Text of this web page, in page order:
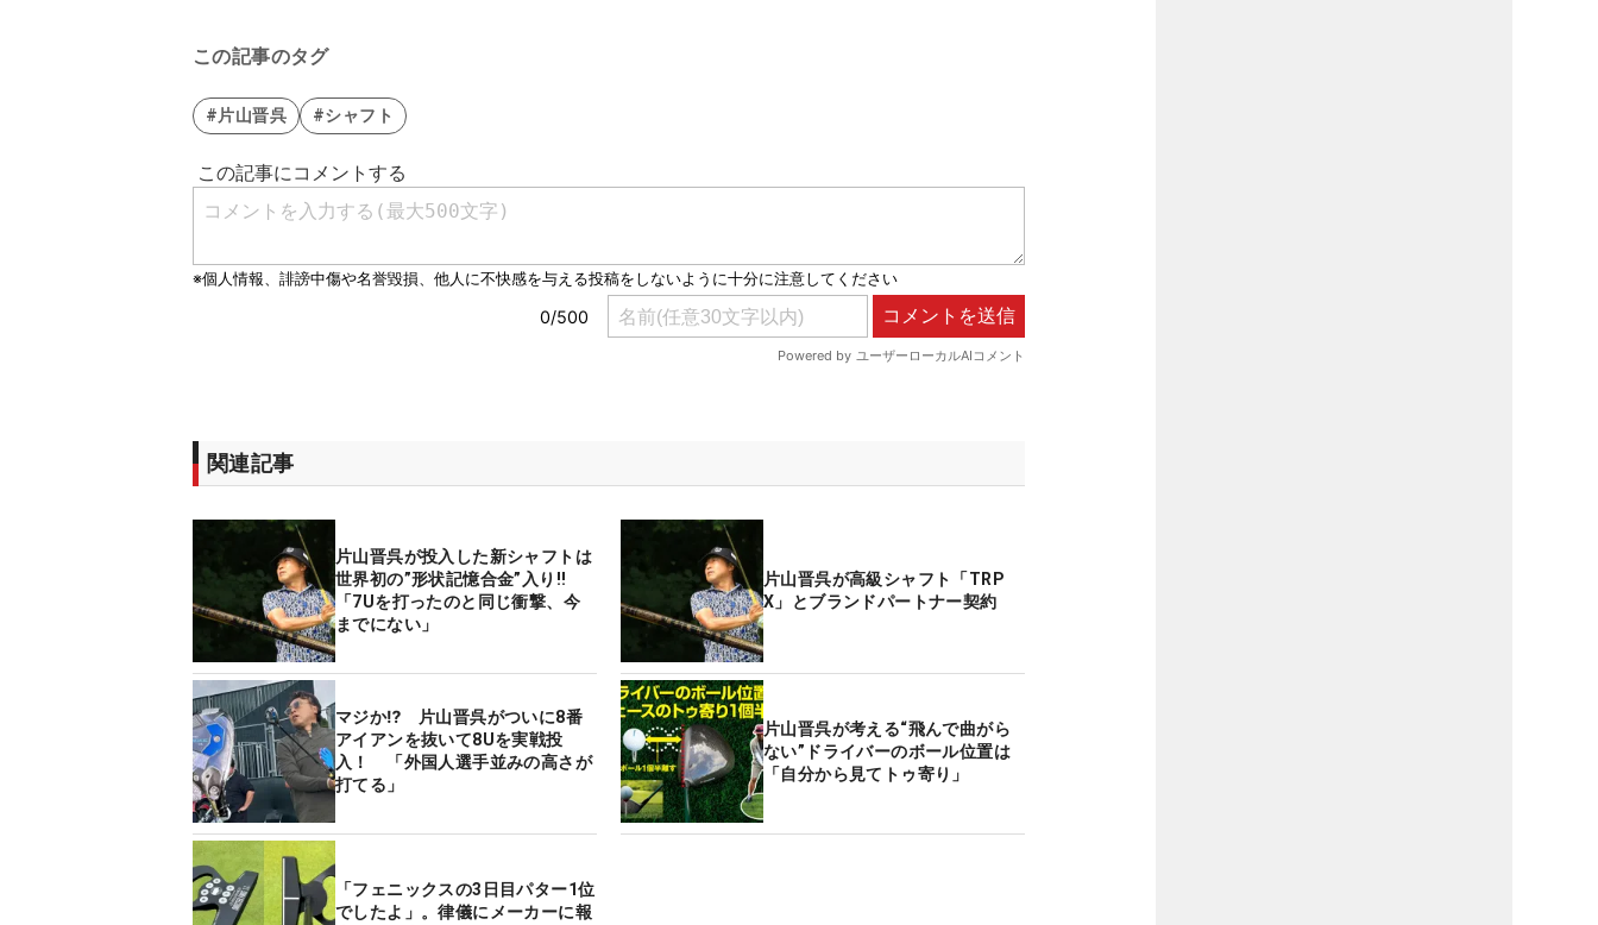
この記事のタグ
#片山晋呉 #シャフト
関連記事
片山晋呉が投入した新シャフトは
世界初の”形状記憶合金”入り‼
「7Uを打ったのと同じ衝撃、今
までにない」
片山晋呉が高級シャフト「TRP
X」とブランドパートナー契約
マジか⁉ 片山晋呉がついに8番
アイアンを抜いて8Uを実戦投
入！ 「外国人選手並みの高さが
打てる」
片山晋呉が考える“飛んで曲がら
ない”ドライバーのボール位置は
「自分から見てトゥ寄り」
「フェニックスの3日目パター1位
でしたよ」。律儀にメーカーに報